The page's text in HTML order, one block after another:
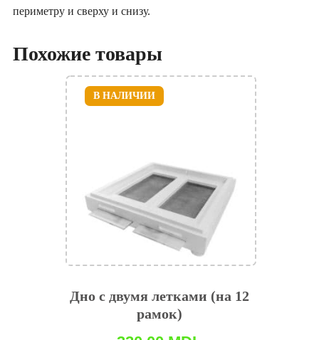
периметру и сверху и снизу.
Похожие товары
Дно с двумя летками (на 12
рамок)
В НАЛИЧИИ